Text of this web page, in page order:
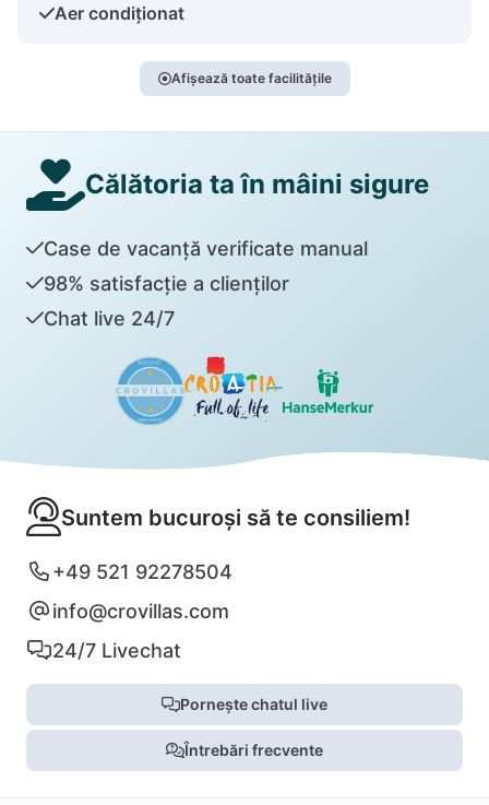
Aer condiționat
Afișează toate facilitățile
Călătoria ta în mâini sigure
Case de vacanță verificate manual
98% satisfacție a clienților
Chat live 24/7
Suntem bucuroși să te consiliem!
+49 521 92278504
info@crovillas.com
24/7 Livechat
Pornește chatul live
Întrebări frecvente